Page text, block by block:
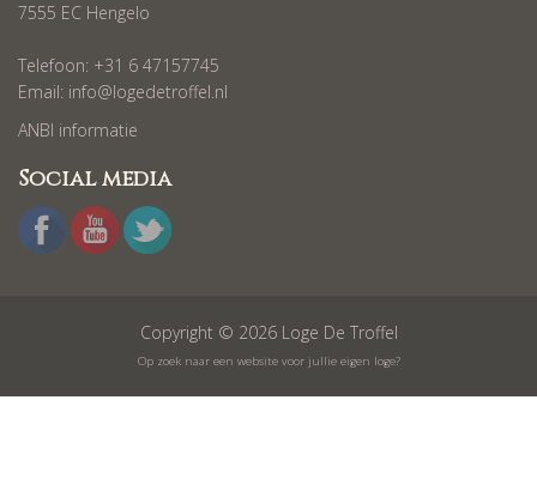
7555 EC Hengelo
Telefoon: +31 6 47157745
Email: info@logedetroffel.nl
ANBI informatie
Social media
Copyright © 2026 Loge De Troffel
Op zoek naar een website voor jullie eigen loge?